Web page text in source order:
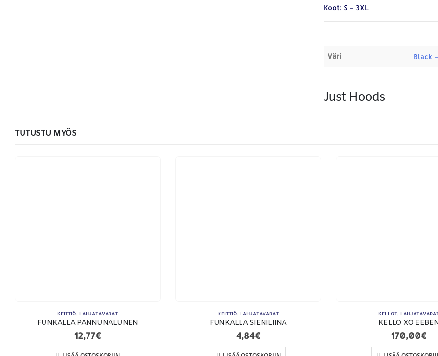
Koot: S – 3XL
Väri Black
Just Hoods
TUTUSTU MYÖS
KEITTIÖ, LAHJATAVARAT
FUNKALLA PANNUNALUNEN
12,77€
KEITTIÖ, LAHJATAVARAT
FUNKALLA SIENILIINA
4,84€
KELLOT,
KELLO XO
170,00€